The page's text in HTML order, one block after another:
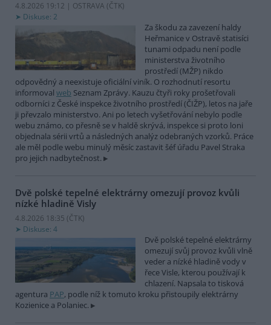
4.8.2026 19:12 | OSTRAVA (ČTK)
Diskuse: 2
Za škodu za zavezení haldy
Heřmanice v Ostravě statisíci
tunami odpadu není podle
ministerstva životního
prostředí (MŽP) nikdo
odpovědný a neexistuje oficiální viník. O rozhodnutí resortu
informoval web Seznam Zprávy. Kauzu čtyři roky prošetřovali
odborníci z České inspekce životního prostředí (ČIŽP), letos na jaře
ji převzalo ministerstvo. Ani po letech vyšetřování nebylo podle
webu známo, co přesně se v haldě skrývá, inspekce si proto loni
objednala sérii vrtů a následných analýz odebraných vzorků. Práce
ale měl podle webu minulý měsíc zastavit šéf úřadu Pavel Straka
pro jejich nadbytečnost.
Dvě polské tepelné elektrárny omezují provoz kvůli
nízké hladině Visly
4.8.2026 18:35 (ČTK)
Diskuse: 4
Dvě polské tepelné elektrárny
omezují svůj provoz kvůli vlně
veder a nízké hladině vody v
řece Visle, kterou používají k
chlazení. Napsala to tisková
agentura PAP, podle níž k tomuto kroku přistoupily elektrárny
Kozienice a Polaniec.